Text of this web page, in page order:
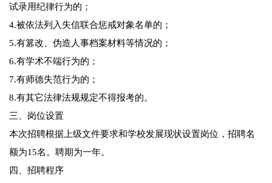
试录用纪律行为的；
4.被依法列入失信联合惩戒对象名单的；
5.有篡改、伪造人事档案材料等情况的；
6.有学术不端行为的；
7.有师德失范行为的；
8.有其它法律法规规定不得报考的。
三、岗位设置
本次招聘根据上级文件要求和学校发展现状设置岗位，招聘名
额为15名。聘期为一年。
四、招聘程序